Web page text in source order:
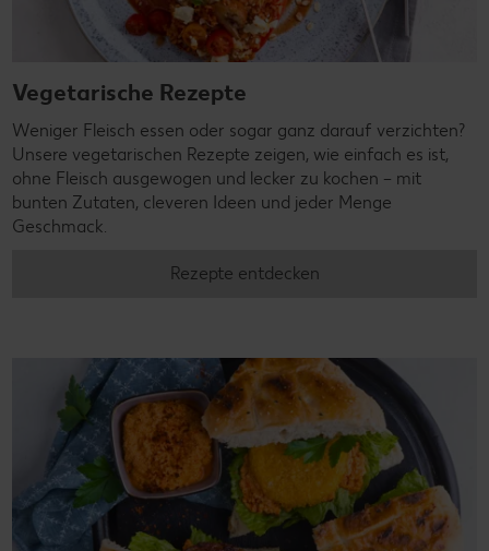
Vegetarische Rezepte
Weniger Fleisch essen oder sogar ganz darauf verzichten?
Unsere vegetarischen Rezepte zeigen, wie einfach es ist,
ohne Fleisch ausgewogen und lecker zu kochen – mit
bunten Zutaten, cleveren Ideen und jeder Menge
Geschmack.
Rezepte entdecken